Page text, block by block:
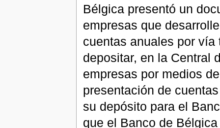
Bélgica presentó un
empresas que
cuentas anuales por
depositar, en la Central
empresas por medios
presentación de
su depósito para el
que el Banco de